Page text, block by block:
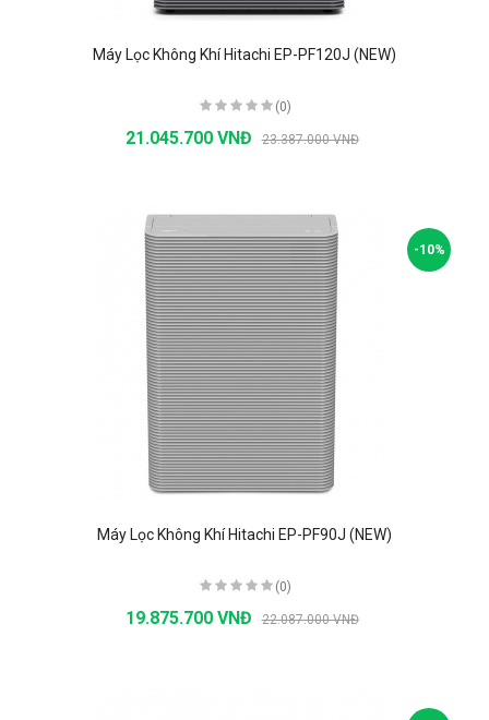
Máy Lọc Không Khí Hitachi EP-PF120J (NEW)
(0)
21.045.700 VNĐ 23.387.000 VNĐ
-10%
Máy Lọc Không Khí Hitachi EP-PF90J (NEW)
(0)
19.875.700 VNĐ 22.087.000 VNĐ